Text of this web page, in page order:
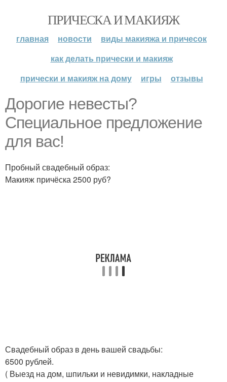
ПРИЧЕСКА И МАКИЯЖ
главная новости
виды макияжа и причесок
как делать прически и макияж
прически и макияж на дому
игры отзывы
Дорогие невесты?
Специальное предложение
для вас!
Пробный свадебный образ:
Макияж причёска 2500 руб?
Свадебный образ в день вашей свадьбы:
6500 рублей.
( Выезд на дом, шпильки и невидимки, накладные